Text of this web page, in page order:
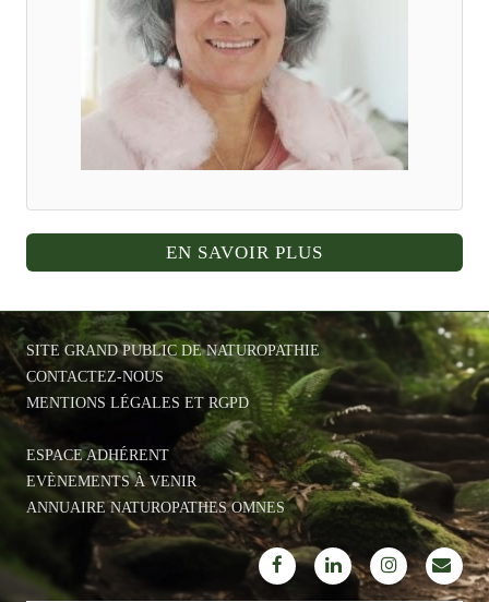
EN SAVOIR PLUS
SITE GRAND PUBLIC DE NATUROPATHIE
CONTACTEZ-NOUS
MENTIONS LÉGALES ET RGPD
ESPACE ADHÉRENT
EVÈNEMENTS À VENIR
ANNUAIRE NATUROPATHES OMNES